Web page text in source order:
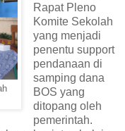
Rapat Pleno
Komite Sekolah
yang menjadi
penentu support
pendanaan di
samping dana
BOS yang
ditopang oleh
pemerintah.